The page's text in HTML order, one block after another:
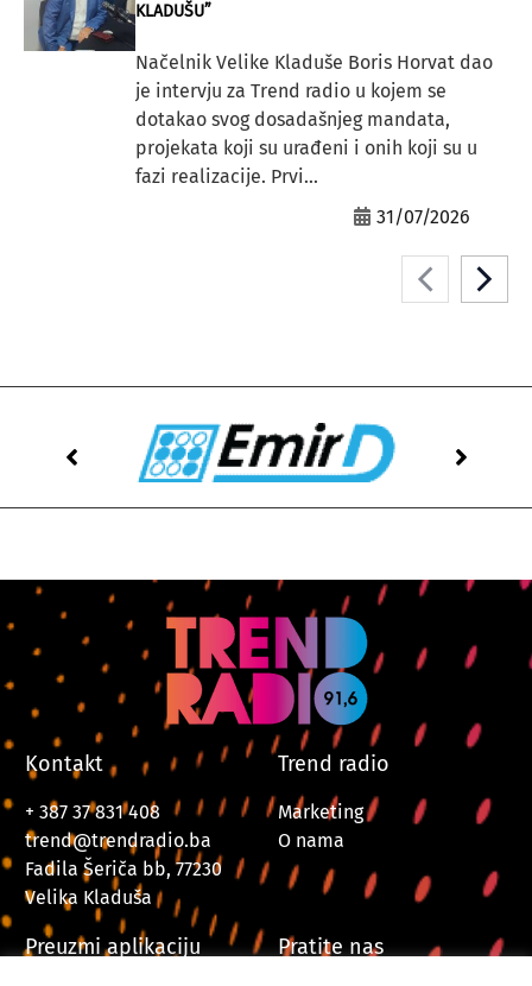
KLADUŠU”
Načelnik Velike Kladuše Boris Horvat dao
je intervju za Trend radio u kojem se
dotakao svog dosadašnjeg mandata,
projekata koji su urađeni i onih koji su u
fazi realizacije. Prvi...
31/07/2026
Kontakt
+ 387 37 831 408
trend@trendradio.ba
Fadila Šeriča bb, 77230
Velika Kladuša
Trend radio
Marketing
O nama
Preuzmi aplikaciju Pratite nas